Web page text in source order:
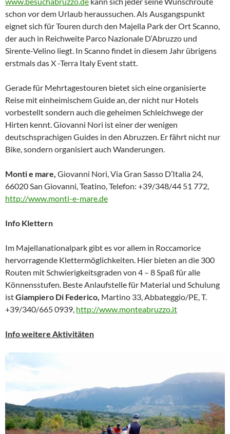
schon vor dem Urlaub heraussuchen. Als Ausgangspunkt
eignet sich für Touren durch den Majella Park der Ort Scanno,
der auch in Reichweite Parco Nazionale D‘Abruzzo und
Sirente-Velino liegt. In Scanno findet in diesem Jahr übrigens
erstmals das X -Terra Italy Event statt.
Gerade für Mehrtagestouren bietet sich eine organisierte
Reise mit einheimischem Guide an, der nicht nur Hotels
vorbestellt sondern auch die geheimen Schleichwege der
Hirten kennt. Giovanni Nori ist einer der wenigen
deutschsprachigen Guides in den Abruzzen. Er fährt nicht nur
Bike, sondern organisiert auch Wanderungen.
Monti e mare, Giovanni Nori, Via Gran Sasso D’Italia 24,
66020 San Giovanni, Teatino, Telefon: +39/348/44 51 772,
http://www.monti-e-mare.de
Info Klettern
Im Majellanationalpark gibt es vor allem in Roccamorice
hervorragende Klettermöglichkeiten. Hier bieten an die 300
Routen mit Schwierigkeitsgraden von 4 – 8 Spaß für alle
Könnensstufen. Beste Anlaufstelle für Material und Schulung
istGiampiero Di Federico, Martino 33, Abbateggio/PE, T.
+39/340/665 0939, http://www.monteabruzzo.it
Info weitere Aktivitäten